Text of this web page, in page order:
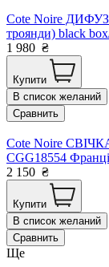
Cote Noire
троянди) black
1 980 ₴
Купити
В список желаний
Сравнить
Cote Noire
CGG18554
2 150 ₴
Купити
В список желаний
Сравнить
Ще